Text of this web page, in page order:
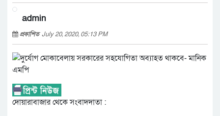
admin
প্রকাশিতJuly 20, 2020, 05:13 PM
দোয়ারাবাজার থেকে সংবাদদাতা :